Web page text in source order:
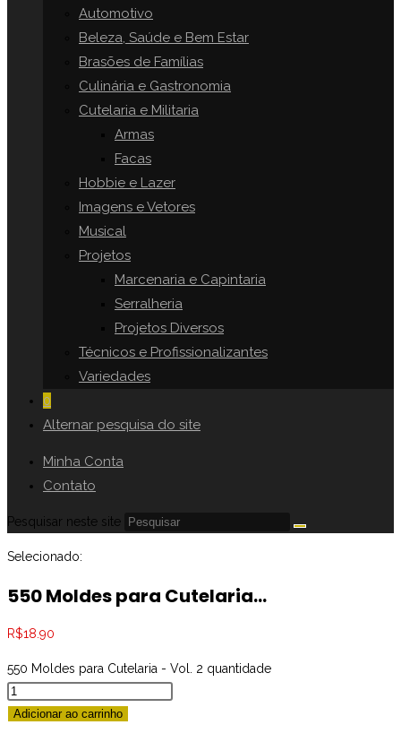
Automotivo
Beleza, Saúde e Bem Estar
Brasões de Famílias
Culinária e Gastronomia
Cutelaria e Militaria
Armas
Facas
Hobbie e Lazer
Imagens e Vetores
Musical
Projetos
Marcenaria e Capintaria
Serralheria
Projetos Diversos
Técnicos e Profissionalizantes
Variedades
0
Alternar pesquisa do site
Minha Conta
Contato
Pesquisar neste site
Selecionado:
550 Moldes para Cutelaria…
R$18.90
550 Moldes para Cutelaria - Vol. 2 quantidade
Adicionar ao carrinho